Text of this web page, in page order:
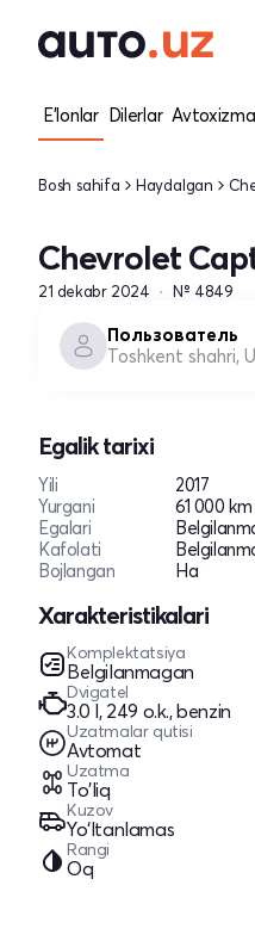
E'lonlar Dilerlar
Bosh sahifa Haydalgan
Chevrolet
21 dekabr 2024 № 4849
Пользователь
Toshkent shahri,
Egalik tarixi
Yili
2017
Yurgani
61 000 km
Egalari
Kafolati
Bojlangan
Ha
Xarakteristikalari
Komplektatsiya
Belgilanmagan
Dvigatel
3.0 l, 249 o.k., benzin
Uzatmalar qutisi
Avtomat
Uzatma
To'liq
Kuzov
Yo‘ltanlamas
Rangi
Oq